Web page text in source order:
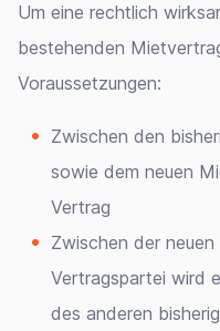
Um eine rechtlich
bestehenden
Voraussetzungen:
Zwischen den
sowie dem neuen
Vertrag
Zwischen der
Vertragspartei wird
des anderen